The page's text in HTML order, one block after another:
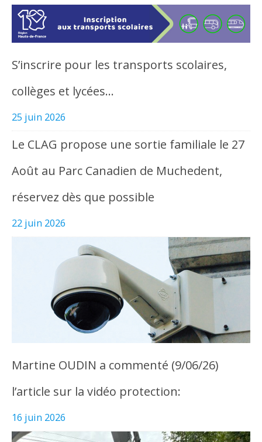
S’inscrire pour les transports scolaires,
collèges et lycées…
25 juin 2026
Le CLAG propose une sortie familiale le 27
Août au Parc Canadien de Muchedent,
réservez dès que possible
22 juin 2026
Martine OUDIN a commenté (9/06/26)
l’article sur la vidéo protection:
16 juin 2026